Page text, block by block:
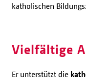
katholischen
Vielfältige
Er unterstützt die